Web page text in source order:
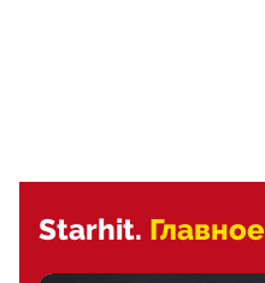
Starhit. Главное